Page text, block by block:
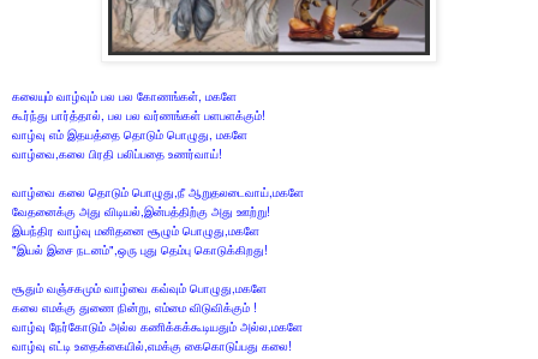
கலையும் வாழ்வும் பல பல கோணங்கள், மகளே
கூர்ந்து பார்த்தால், பல பல வர்ணங்கள் பளபளக்கும்!
வாழ்வு எம் இதயத்தை தொடும் பொழுது, மகளே
வாழ்வை,கலை பிரதி பலிப்பதை உணர்வாய்!
வாழ்வை கலை தொடும் பொழுது,நீ ஆறுதலடைவாய்,மகளே
வேதனைக்கு அது விடியல்,இன்பத்திற்கு அது ஊற்று!
இயந்திர வாழ்வு மனிதனை சூழும் பொழுது,மகளே
"இயல் இசை நடனம்",ஒரு புது தெம்பு கொடுக்கிறது!
சூதும் வஞ்சகமும் வாழ்வை கவ்வும் பொழுது,மகளே
கலை எமக்கு துணை நின்று, எம்மை விடுவிக்கும் !
வாழ்வு நேர்கோடும் அல்ல கணிக்கக்கூடியதும் அல்ல,மகளே
வாழ்வு எட்டி உதைக்கையில்,எமக்கு கைகொடுப்பது கலை!